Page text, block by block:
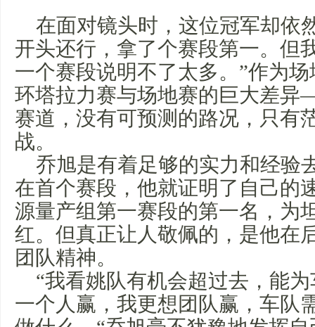
在面对镜头时，这位冠军却依
开头还行，拿了个赛段第一。但
一个赛段说明不了太多。”作为
环塔拉力赛与场地赛的巨大差
赛道，没有可预测的路况，只有
战。
乔旭是有着足够的实力和经验
在首个赛段，他就证明了自己的
源量产组第一赛段的第一名，为
红。但真正让人敬佩的，是他在
团队精神。
“我看姚队有机会超过去，能
一个人赢，我更想团队赢，车队